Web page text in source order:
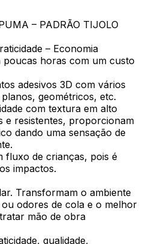
– PADRÃO TIJOLO
– Economia
poucas horas com um custo
adesivos 3D com vários
geométricos, etc.
com textura em alto
e resistentes, proporcionam
dando uma sensação de
fluxo de crianças, pois é
impactos.
Transformam o ambiente
odores de cola e o melhor
mão de obra
qualidade,